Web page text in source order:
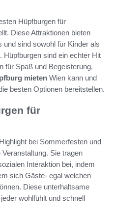
Hüpfburgen für
Diese Attraktionen bieten
und sind sowohl für Kinder als
Hüpfburgen sind ein echter Hit
für Spaß und Begeisterung.
mieten Wien kann und
besten Optionen bereitstellen.
für
bei Sommerfesten und
Sie tragen
Interaktion bei, indem
sich Gäste- egal welchen
Diese unterhaltsame
wohlfühlt und schnell